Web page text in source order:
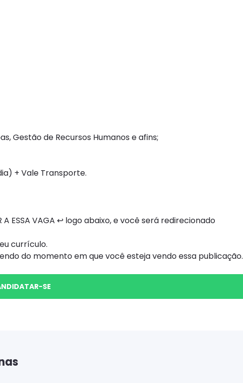
Gestão de Recursos Humanos e afins;
+ Vale Transporte.
ESSA VAGA ↩ logo abaixo, e você será redirecionado
currículo.
do momento em que você esteja vendo essa publicação.
SE